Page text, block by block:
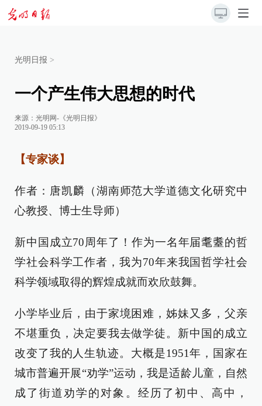
光明日报 >
一个产生伟大思想的时代
来源： 光明网-《光明日报》
2019-09-19 05:13
【专家谈】
作者：唐凯麟（湖南师范大学道德文化研究中
心教授、博士生导师）
新中国成立70周年了！作为一名年届耄耋的哲
学社会科学工作者，我为70年来我国哲学社会
科学领域取得的辉煌成就而欢欣鼓舞。
小学毕业后，由于家境困难，姊妹又多，父亲
不堪重负，决定要我去做学徒。新中国的成立
改变了我的人生轨迹。大概是1951年，国家在
城市普遍开展“劝学”运动，我是适龄儿童，自然
成了街道劝学的对象。经历了初中、高中，